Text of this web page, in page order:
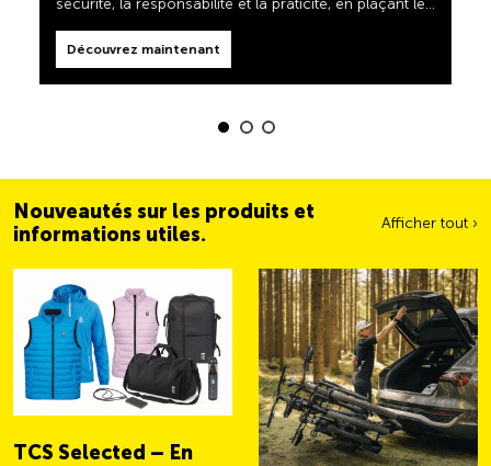
Nouveautés sur les produits et
informations utiles.
Afficher tout ›
TCS Selected – En